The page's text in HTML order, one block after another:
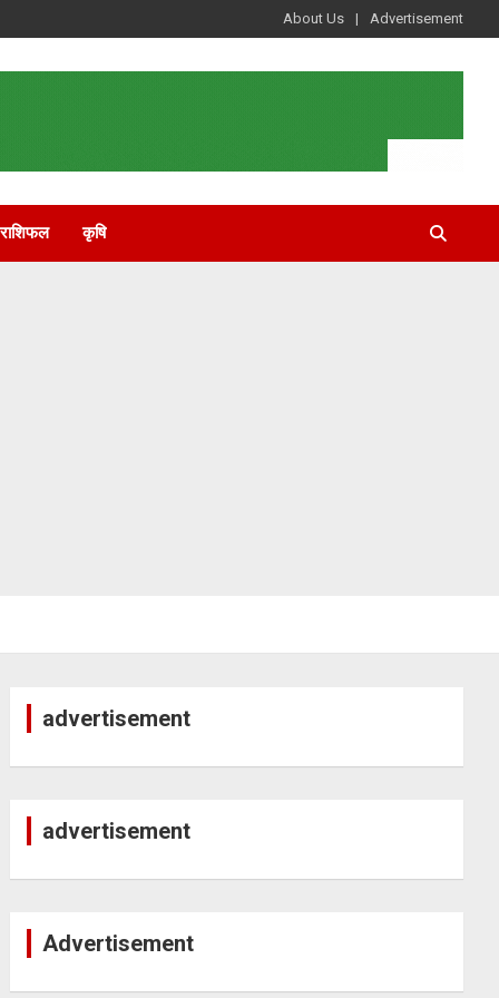
About Us Advertisement
राशिफल कृषि
advertisement
advertisement
Advertisement